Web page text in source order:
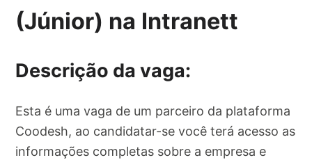
(Júnior) na Intranett
Descrição da vaga:
Esta é uma vaga de um parceiro da plataforma
Coodesh, ao candidatar-se você terá acesso as
informações completas sobre a empresa e